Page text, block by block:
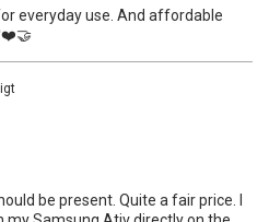
everyday use. And affordable
be present. Quite a fair price. I